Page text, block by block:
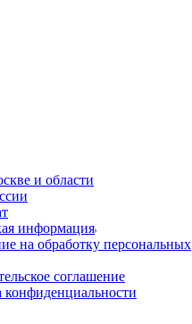
и области
информация
на обработку персональных
соглашение